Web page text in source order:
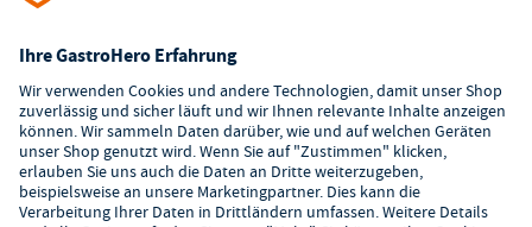
Kundenservice
Kontaktformular
Hilfe